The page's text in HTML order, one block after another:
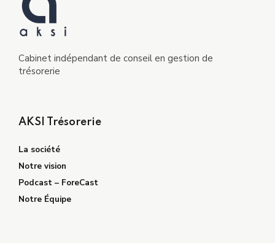
Cabinet indépendant de conseil en gestion de
trésorerie
AKSI Trésorerie
La société
Notre vision
Podcast – ForeCast
Notre Équipe